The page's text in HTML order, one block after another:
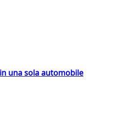
una sola automobile